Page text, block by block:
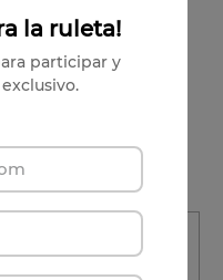
la ruleta!
participar y